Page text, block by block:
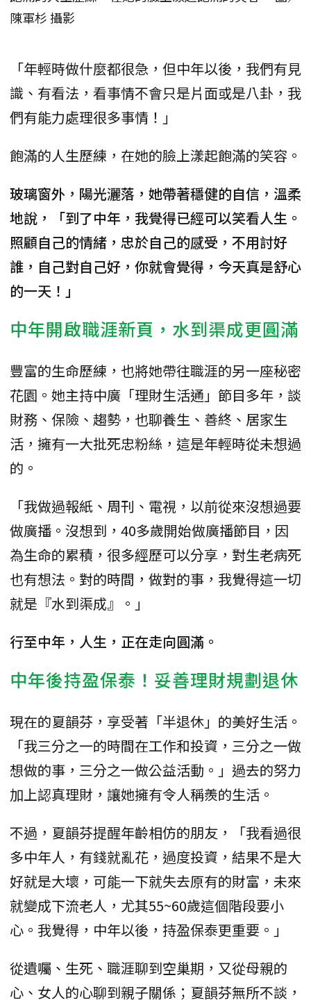
陳軍杉 攝影
「年輕時做什麼都很急，但中年以後，我們有見
識、有看法，看事情不會只是片面或是八卦，我
們有能力處理很多事情！」
飽滿的人生歷練，在她的臉上漾起飽滿的笑容。
玻璃窗外，陽光灑落，她帶著穩健的自信，溫柔
地說，「到了中年，我覺得已經可以笑看人生。
照顧自己的情緒，忠於自己的感受，不用討好
誰，自己對自己好，你就會覺得，今天真是舒心
的一天！」
中年開啟職涯新頁，水到渠成更圓滿
豐富的生命歷練，也將她帶往職涯的另一座秘密
花園。她主持中廣「理財生活通」節目多年，談
財務、保險、趨勢，也聊養生、善終、居家生
活，擁有一大批死忠粉絲，這是年輕時從未想過
的。
「我做過報紙、周刊、電視，以前從來沒想過要
做廣播。沒想到，40多歲開始做廣播節目，因
為生命的累積，很多經歷可以分享，對生老病死
也有想法。對的時間，做對的事，我覺得這一切
就是『水到渠成』。」
行至中年，人生，正在走向圓滿。
中年後持盈保泰！妥善理財規劃退休
現在的夏韻芬，享受著「半退休」的美好生活。
「我三分之一的時間在工作和投資，三分之一做
想做的事，三分之一做公益活動。」過去的努力
加上認真理財，讓她擁有令人稱羨的生活。
不過，夏韻芬提醒年齡相仿的朋友，「我看過很
多中年人，有錢就亂花，過度投資，結果不是大
好就是大壞，可能一下就失去原有的財富，未來
就變成下流老人，尤其55~60歲這個階段要小
心。我覺得，中年以後，持盈保泰更重要。」
從遺囑、生死、職涯聊到空巢期，又從母親的
心、女人的心聊到親子關係；夏韻芬無所不談，